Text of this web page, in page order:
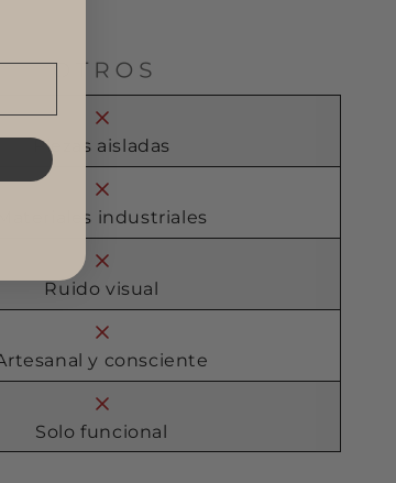
Piezas aisladas
Materiales industriales
Ruido visual
y consciente
Solo funcional